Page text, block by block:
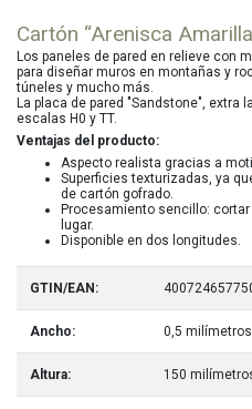
Cartón “Arenisca
Los paneles de pared en relieve con
para diseñar muros en montañas y
túneles y mucho más.
La placa de pared "Sandstone", extra
escalas H0 y TT.
Ventajas del producto:
Aspecto realista gracias a
Superficies texturizadas, ya
de cartón gofrado.
Procesamiento sencillo:
lugar.
Disponible en dos longitudes.
GTIN/EAN:
Ancho: 0,5 milímetros
Altura: 150